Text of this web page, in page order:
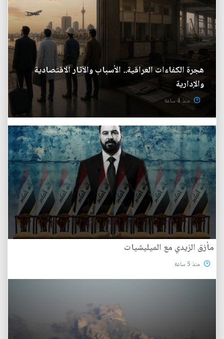
هجرة الكفاءات العراقية.. الأسباب والآثار الاقتصادية
والإدارية
منذ 4 ساعة
مأزق الزيدي مع الميليشيات
منذ 5 ساعة